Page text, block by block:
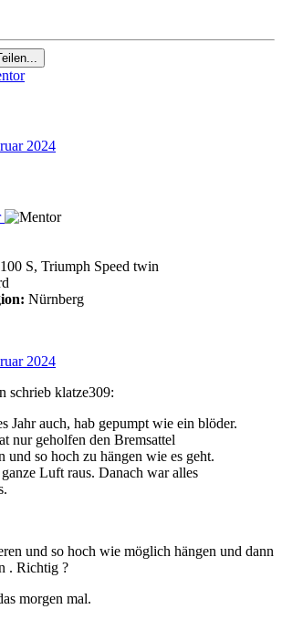
2024
S, Triumph Speed twin
Nürnberg
2024
schrieb klatze309:
Jahr auch, hab gepumpt wie ein blöder.
nur geholfen den Bremsattel
und so hoch zu hängen wie es geht.
Luft raus. Danach war alles
und so hoch wie möglich hängen und dann
. Richtig ?
morgen mal.